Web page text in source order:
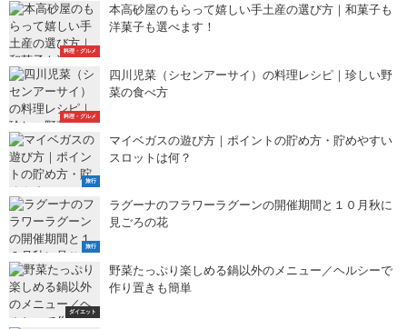
料理・グルメ
本高砂屋のもらって嬉しい手土産の選び方｜和菓子も
洋菓子も選べます！
料理・グルメ
四川児菜（シセンアーサイ）の料理レシピ｜珍しい野
菜の食べ方
旅行
マイベガスの遊び方｜ポイントの貯め方・貯めやすい
スロットは何？
旅行
ラグーナのフラワーラグーンの開催期間と１０月秋に
見ごろの花
ダイエット
野菜たっぷり楽しめる鍋以外のメニュー／ヘルシーで
作り置きも簡単